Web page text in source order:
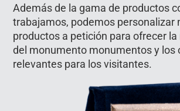
Además de la gama de productos
trabajamos, podemos personalizar
productos a petición para ofrecer
del monumento monumentos y los
relevantes para los visitantes.